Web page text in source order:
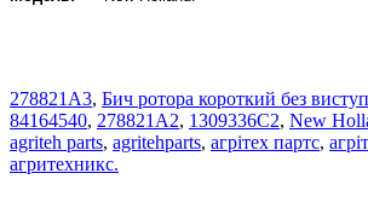
278821A3, Бич ротора короткий без
84164540, 278821A2, 1309336C2, New
agriteh parts, agritehparts, агрітех партс,
агритехникс.